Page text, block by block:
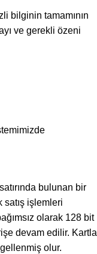
bilginin tamamının
ve gerekli özeni
bulunan bir
işlemleri
olarak 128 bit
devam edilir. Kartla
olur.